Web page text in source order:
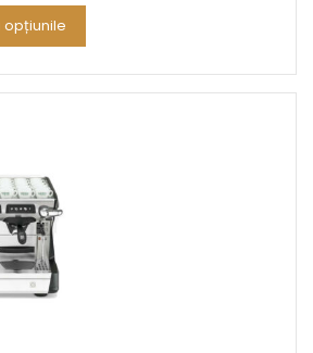
opțiunile